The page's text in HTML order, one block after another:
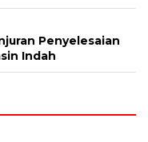
Penyelesaian
Indah